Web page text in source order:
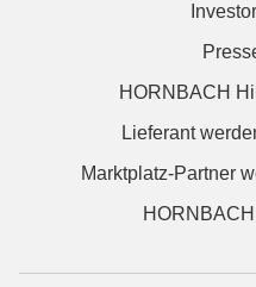
HORNBACH
Lieferant
Marktplatz-Partner